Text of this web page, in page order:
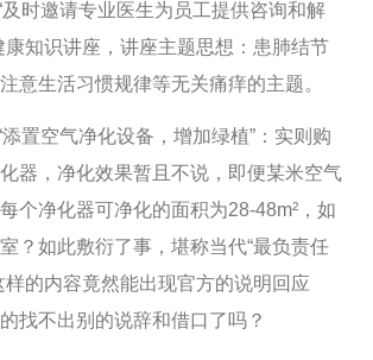
时邀请专业医生为员工提供咨询和解
康知识讲座，讲座主题思想：患肺结节
意生活习惯规律等无关痛痒的主题。
置空气净化设备，增加绿植”：实则购
器，净化效果暂且不说，即便某米空气
个净化器可净化的面积为28-48m²，如
？如此敷衍了事，堪称当代“最负责任
样的内容竟然能出现官方的说明回应
找不出别的说辞和借口了吗？